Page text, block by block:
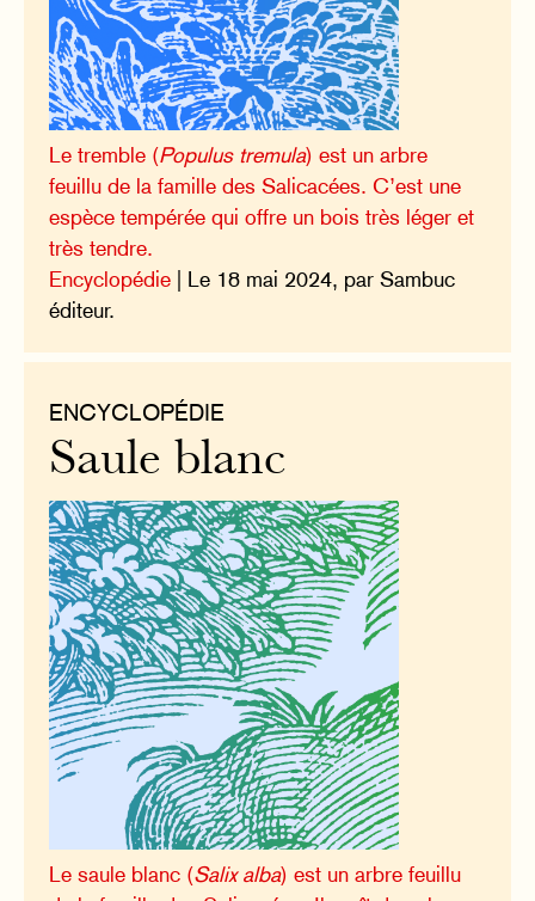
Le tremble (Populus tremula) est un arbre
feuillu de la famille des Salicacées. C’est une
espèce tempérée qui offre un bois très léger et
très tendre.
Encyclopédie | Le 18 mai 2024, par Sambuc
éditeur.
ENCYCLOPÉDIE
Saule blanc
Le saule blanc (Salix alba) est un arbre feuillu